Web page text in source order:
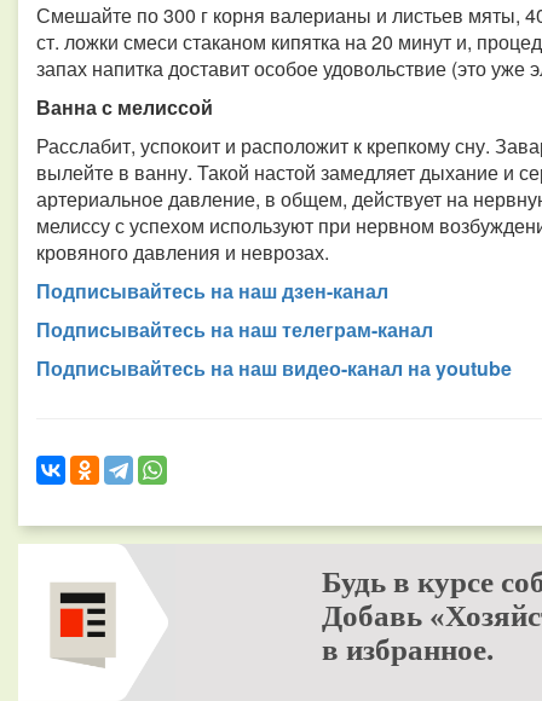
Смешайте по 300 г корня валерианы и листьев мяты,
ст. ложки смеси стаканом кипятка на 20 минут и,
запах напитка доставит особое удовольствие (это уже
Ванна с мелиссой
Расслабит, успокоит и расположит к крепкому сну.
вылейте в ванну. Такой настой замедляет дыхание и
артериальное давление, в общем, действует на
мелиссу с успехом используют при нервном
кровяного давления и неврозах.
Подписывайтесь на наш дзен-канал
Подписывайтесь на наш телеграм-канал
Подписывайтесь на наш видео-канал на youtube
Будь в курсе
Добавь
в избранное.